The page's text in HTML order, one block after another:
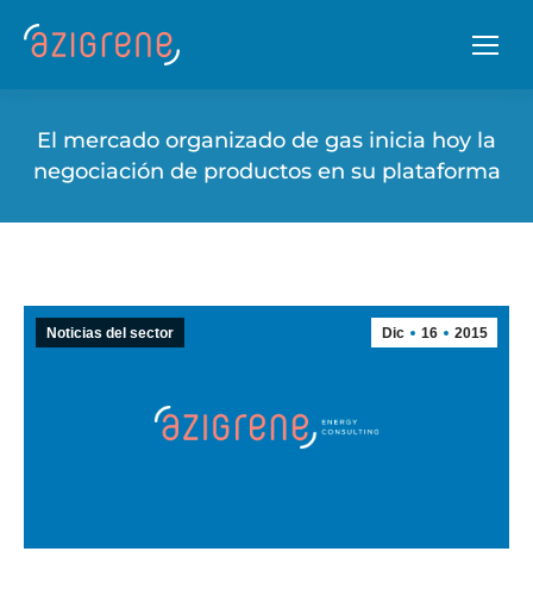
El mercado organizado de gas inicia hoy la
negociación de productos en su plataforma
Dic 16 2015
Noticias del sector